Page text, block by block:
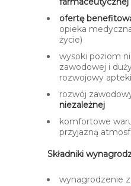
ofertę
opieka
życie)
wysoki poziom
zawodowej i
rozwojowy apteki
rozwój
niezależnej
komfortowe
przyjazną
Składniki
wynagrodzenie